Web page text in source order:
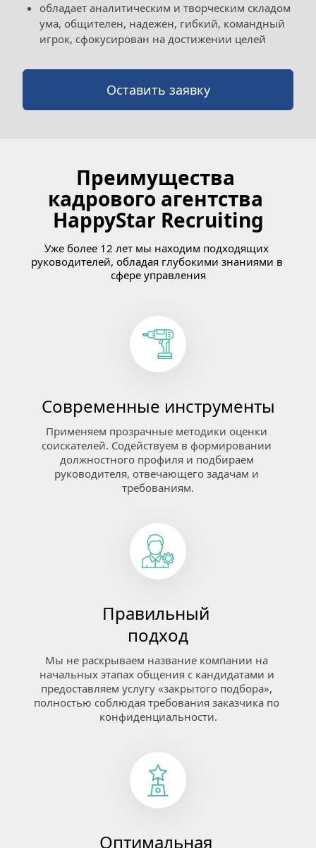
обладает аналитическим и творческим складом
ума, общителен, надежен, гибкий, командный
игрок, сфокусирован на достижении целей
Оставить заявку
Преимущества
кадрового агентства
HappyStar Recruiting
Уже более 12 лет мы находим подходящих
руководителей, обладая глубокими знаниями в
сфере управления
Современные инструменты
Применяем прозрачные методики оценки
соискателей. Содействуем в формировании
должностного профиля и подбираем
руководителя, отвечающего задачам и
требованиям.
Правильный
подход
Мы не раскрываем название компании на
начальных этапах общения с кандидатами и
предоставляем услугу «закрытого подбора»,
полностью соблюдая требования заказчика по
конфиденциальности.
Оптимальная